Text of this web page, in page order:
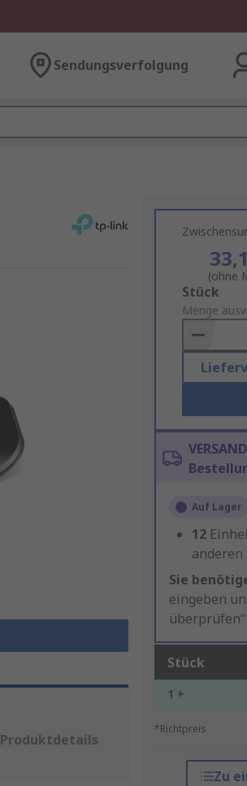
Sendungsverfolgung
(ohne
Add
to
Basket
Stück
Menge
Auf Lager
12
anderen
Sie
eingeben
Stück
1 +
*Richtpreis
Zu
Produktdetails